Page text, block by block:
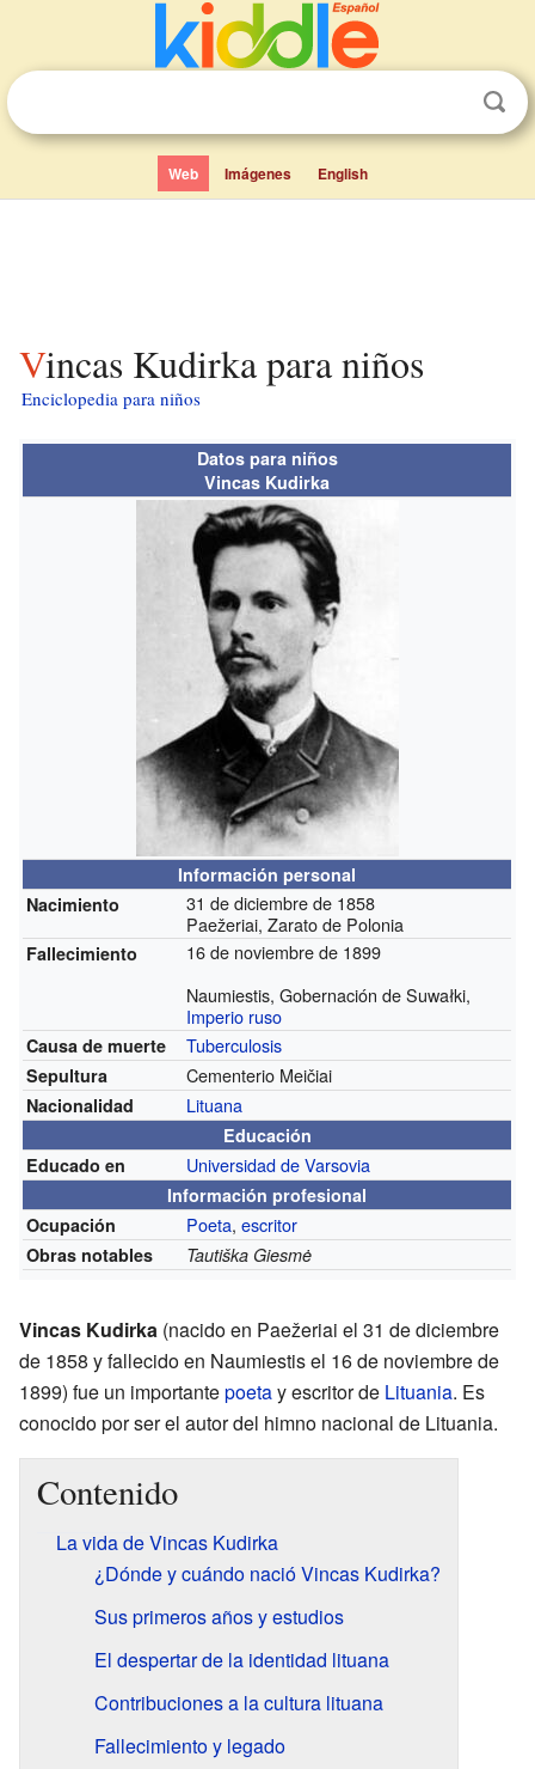
Web Imágenes English
Vincas Kudirka para niños
Enciclopedia para niños
Datos para niños
Vincas Kudirka
Información personal
Nacimiento
31 de diciembre de 1858
Paežeriai, Zarato de Polonia
Fallecimiento
16 de noviembre de 1899
Naumiestis, Gobernación de Suwałki,
Imperio ruso
Causa de muerte Tuberculosis
Sepultura Cementerio Meičiai
Nacionalidad Lituana
Educación
Educado en
Universidad de Varsovia
Información profesional
Ocupación
Poeta,escritor
Obras notables Tautiška Giesmė
Vincas Kudirka (nacido en Paežeriai el 31 de diciembre
de 1858 y fallecido en Naumiestis el 16 de noviembre de
1899) fue un importantepoetay escritor de Lituania. Es
conocido por ser el autor del himno nacional de Lituania.
Contenido
La vida de Vincas Kudirka
¿Dónde y cuándo nació Vincas Kudirka?
Sus primeros años y estudios
El despertar de la identidad lituana
Contribuciones a la cultura lituana
Fallecimiento y legado